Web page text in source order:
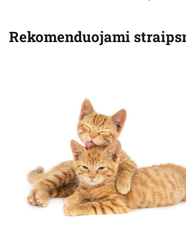
Rekomenduojami